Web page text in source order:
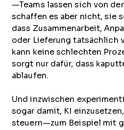
—Teams lassen sich von
schaffen es aber nicht, sie
dass Zusammenarbeit,
oder Lieferung tatsächlich
kann keine schlechten
sorgt nur dafür, dass
ablaufen.
Und inzwischen
sogar damit, KI
steuern—zum Beispiel mit